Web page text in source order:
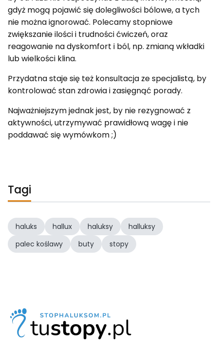
gdyż mogą pojawić się dolegliwości bólowe, a tych
nie można ignorować. Polecamy stopniowe
zwiększanie ilości i trudności ćwiczeń, oraz
reagowanie na dyskomfort i ból, np. zmianą wkładki
lub wielkości klina.
Przydatna staje się też konsultacja ze specjalistą, by
kontrolować stan zdrowia i zasięgnąć porady.
Najważniejszym jednak jest, by nie rezygnować z
aktywności, utrzymywać prawidłową wagę i nie
poddawać się wymówkom ;)
Tagi
haluks hallux haluksy
halluksy
palec koślawy
buty stopy